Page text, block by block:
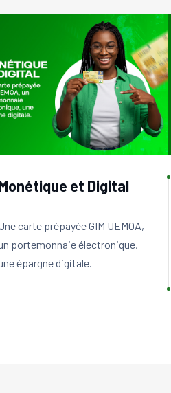
et Digital
carte prépayée GIM UEMOA,
portemonnaie électronique,
épargne digitale.